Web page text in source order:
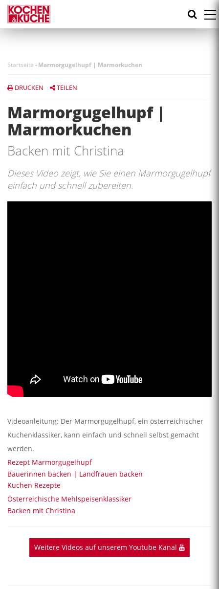
Direkt
zum
Inhalt
Startseite -Marmorgugelhupf | Marmorkuchen
DRUCKEN TEILEN
Marmorgugelhupf |
Marmorkuchen
Backen mit Christina
Dieses Video zeigt, wie Sie einen Marmorgugelhupf
einfach und schnell zubereiten.
Videoanleitung: Der Marmorgugelhupf, ein österreichischer
Kuchenklassiker, kann einfach und schnell selbst gemacht
werden.
Rezept Marmorgugelhupf
Bäuerinnen backen | Landfrauen backen
Kuchen Rezepte
Österreichische Mehlspeisenklassiker
Backen mit Christina
Weitere Videos auf unserem Youtube Kanal